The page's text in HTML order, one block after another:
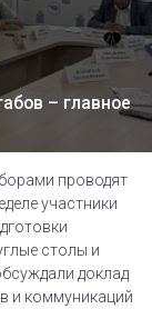
– главное
проводят
участники
столы и
доклад
и коммуникаций